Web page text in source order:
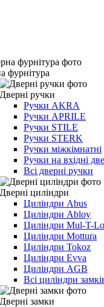
фурнітура
Дверні ручки
Ручки AKRA
Ручки APRILE
Ручки STILE
Ручки STERK
Ручки міжкімнатні
Ручки на вхідні
Всі дверні ручки
Дверні циліндри
Циліндри Abus
Циліндри Abloy
Циліндри Mul-T-
Циліндри Mottura
Циліндри Tokoz
Циліндри Evva
Циліндри AGB
Всі циліндри
Дверні замки